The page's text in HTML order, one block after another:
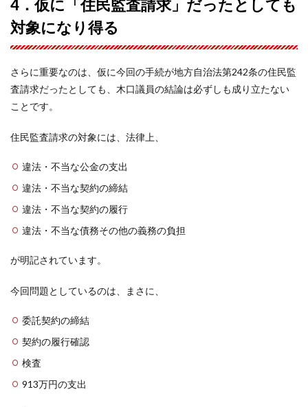
4．仮に「住民監査請求」だったとしても
対象になり得る
さらに重要なのは、仮に今回の手続が地方自治法第242条の住民監
査請求だったとしても、木口議員の結論は必ずしも成り立たない
ことです。
住民監査請求の対象には、法律上、
違法・不当な公金の支出
違法・不当な契約の締結
違法・不当な契約の履行
違法・不当な債務その他の義務の負担
が明記されています。
今回問題としているのは、まさに、
委託契約の締結
契約の履行確認
検査
913万円の支出